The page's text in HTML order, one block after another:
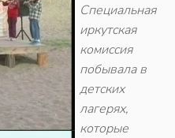
Специальная
иркутская
комиссия
побывала в
детских
лагерях,
которые